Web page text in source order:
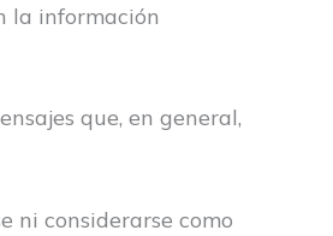
la información
que, en general,
ni considerarse como